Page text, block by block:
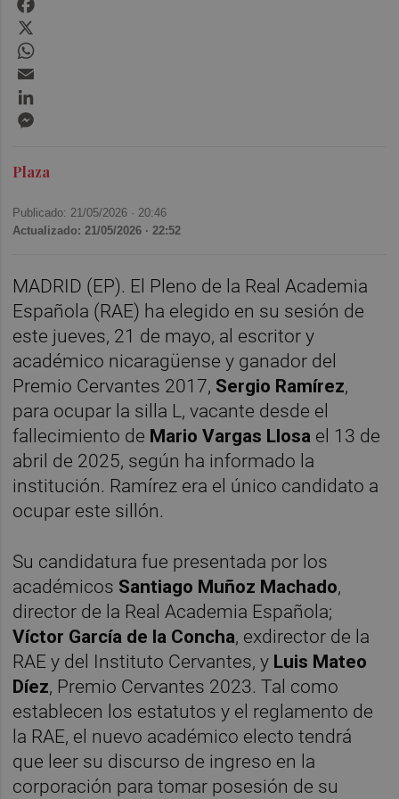
Plaza
Publicado: 21/05/2026 · 20:46
Actualizado: 21/05/2026 · 22:52
MADRID (EP). El Pleno de la Real Academia
Española (RAE) ha elegido en su sesión de
este jueves, 21 de mayo, al escritor y
académico nicaragüense y ganador del
Premio Cervantes 2017, Sergio Ramírez,
para ocupar la silla L, vacante desde el
fallecimiento de Mario Vargas Llosa el 13 de
abril de 2025, según ha informado la
institución. Ramírez era el único candidato a
ocupar este sillón.
Su candidatura fue presentada por los
académicos Santiago Muñoz Machado,
director de la Real Academia Española;
Víctor García de la Concha, exdirector de la
RAE y del Instituto Cervantes, y Luis Mateo
Díez, Premio Cervantes 2023. Tal como
establecen los estatutos y el reglamento de
la RAE, el nuevo académico electo tendrá
que leer su discurso de ingreso en la
corporación para tomar posesión de su